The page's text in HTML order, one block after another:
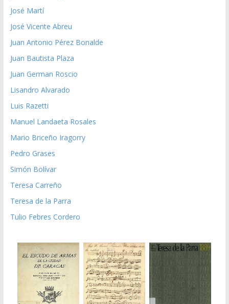
José Martí
José Vicente Abreu
Juan Antonio Pérez Bonalde
Juan Bautista Plaza
Juan German Roscio
Lisandro Alvarado
Luis Razetti
Manuel Landaeta Rosales
Mario Briceño Iragorry
Pedro Grases
Simón Bolívar
Teresa Carreño
Teresa de la Parra
Tulio Febres Cordero